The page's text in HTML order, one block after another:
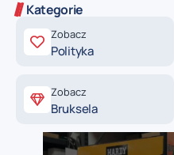
Kategorie
Zobacz
Polityka
Zobacz
Bruksela